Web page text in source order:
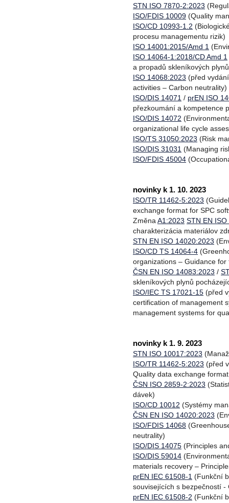
STN ISO 7870-2:2023
ISO/FDIS 10009 (Quality
ISO/CD 10993-1.2
procesu managementu rizik)
ISO 14001:2015/Amd 1
ISO 14064-1:2018/CD Amd 1
a propadů skleníkových
ISO 14068:2023 (před
activities – Carbon neutrality)
ISO/DIS 14071 / prEN ISO
přezkoumání a kompetence
ISO/DIS 14072
organizational life cycle
ISO/TS 31050:2023 (Risk
ISO/DIS 31031 (Managing
ISO/FDIS 45004
novinky k 1. 10. 2023
ISO/TR 11462-5:2023
exchange format for SPC
Změna A1:2023 STN EN
charakterizácia materiálov
STN EN ISO 14020:2023
ISO/CD TS 14064-4
organizations – Guidance
ČSN EN ISO 14083:2023 /
skleníkových plynů
ISO/IEC TS 17021-15 (před
certification of management
management systems for
novinky k 1. 9. 2023
STN ISO 10017:2023
ISO/TR 11462-5:2023 (před
Quality data exchange
ČSN ISO 2859-2:2023
dávek)
ISO/CD 10012 (Systémy
ČSN EN ISO 14020:2023
ISO/FDIS 14068
neutrality)
ISO/DIS 14075 (Principles
ISO/DIS 59014
materials recovery –
prEN IEC 61508-1 (Funkční
souvisejících s bezpečností -
prEN IEC 61508-2 (Funkční